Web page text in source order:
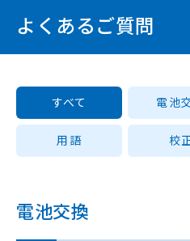
よくあるご質問
すべて 電池
用語 校
電池交換